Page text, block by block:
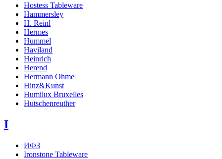
Hostess Tableware
Hammersley
H. Reinl
Hermes
Hummel
Haviland
Heinrich
Herend
Hermann Ohme
Hinz&Kunst
Humilux Bruxelles
Hutschenreuther
I
ИФЗ
Ironstone Tableware